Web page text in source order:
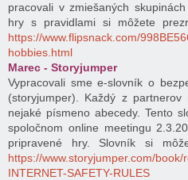
pracovali v zmiešaných
hry s pravidlami si môžete
https://www.flipsnack.com/
hobbies.html
Marec - Storyjumper
Vypracovali sme e-slovník o
(storyjumper). Každý z
nejaké písmeno abecedy. Tento
spoločnom online meetingu
pripravené hry. Slovník si
https://www.storyjumper.com/
INTERNET-SAFETY-RULES